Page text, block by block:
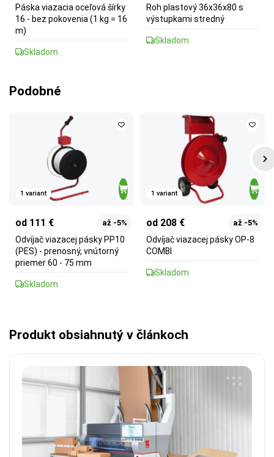
Páska viazacia oceľová šírky
16 - bez pokovenia (1 kg = 16
m)
Skladom
Roh plastový 36x36x80 s
výstupkami stredný
Skladom
Podobné
1 variant
od 111 € až -5%
Odvíjač viazacej pásky PP10
(PES) - prenosný, vnútorný
priemer 60 - 75 mm
Skladom
1 variant
od 208 € až -5%
Odvíjač viazacej pásky OP-8
COMBI
Skladom
Produkt obsiahnutý v článkoch